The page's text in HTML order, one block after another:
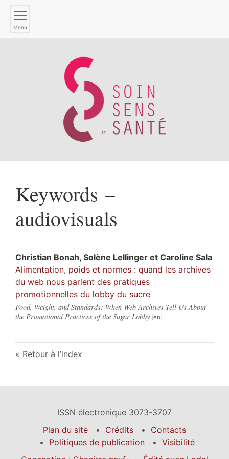
Menu
Keywords –
audiovisuals
Christian Bonah, Solène Lellinger et Caroline Sala
Alimentation, poids et normes : quand les archives
du web nous parlent des pratiques
promotionnelles du lobby du sucre
Food, Weight, and Standards: When Web Archives Tell Us About
the Promotional Practices of the Sugar Lobby
Retour à l’index
ISSN électronique 3073-3707
Plan du site
Crédits
Contacts
Politiques de publication
Visibilité